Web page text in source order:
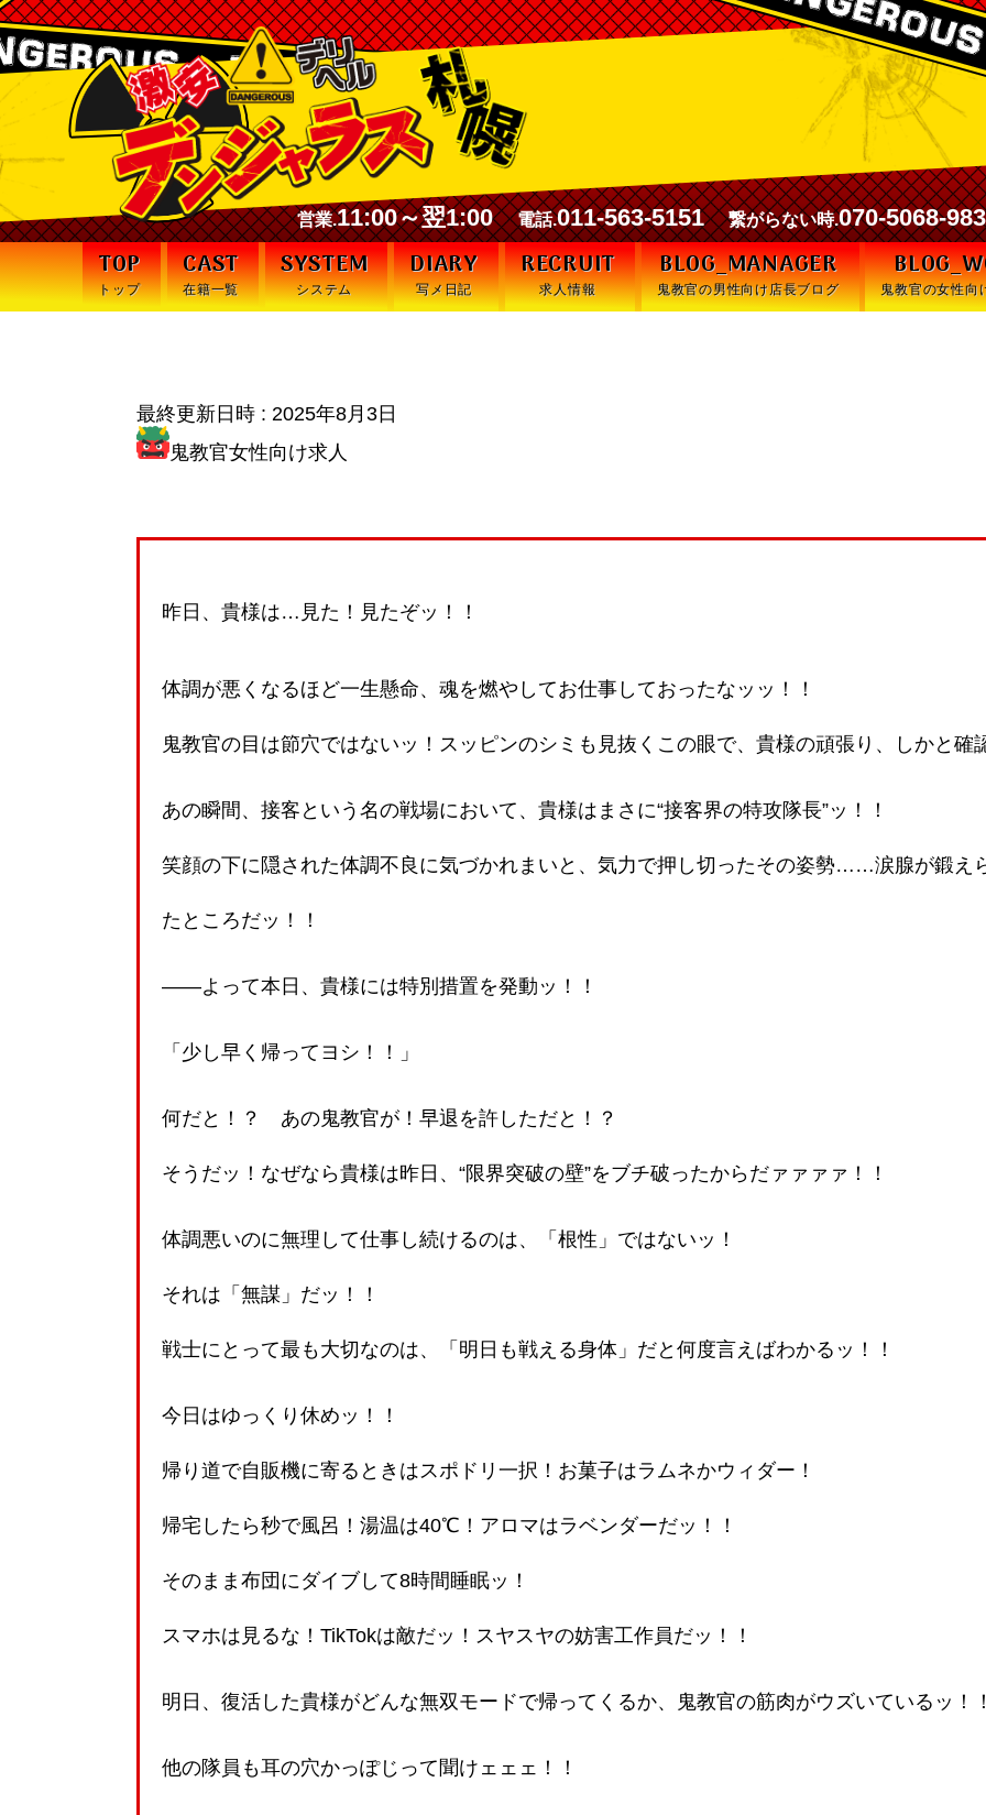
営業.11:00～翌1:00電話.011-563-5151繋がらない時.070-5068-
TOP
トップ
CAST
在籍一覧
SYSTEM
システム
DIARY
写メ日記
RECRUIT
求人情報
BLOG_MANAGER
鬼教官の男性向け店長ブログ 鬼教官の女性向
最終更新日時 : 2025年8月3日
鬼教官女性向け求人
昨日、貴様は…見た！見たぞッ！！
体調が悪くなるほど一生懸命、魂を燃やしてお仕事しておったなッッ！！
鬼教官の目は節穴ではないッ！スッピンのシミも見抜くこの眼で、貴様の頑張り、しかと確
あの瞬間、接客という名の戦場において、貴様はまさに“接客界の特攻隊長”ッ！！
笑顔の下に隠された体調不良に気づかれまいと、気力で押し切ったその姿勢……涙腺が鍛え
たところだッ！！
——よって本日、貴様には特別措置を発動ッ！！
「少し早く帰ってヨシ！！」
何だと！？ あの鬼教官が！早退を許しただと！？
そうだッ！なぜなら貴様は昨日、“限界突破の壁”をブチ破ったからだァァァァ！！
体調悪いのに無理して仕事し続けるのは、「根性」ではないッ！
それは「無謀」だッ！！
戦士にとって最も大切なのは、「明日も戦える身体」だと何度言えばわかるッ！！
今日はゆっくり休めッ！！
帰り道で自販機に寄るときはスポドリ一択！お菓子はラムネかウィダー！
帰宅したら秒で風呂！湯温は40℃！アロマはラベンダーだッ！！
そのまま布団にダイブして8時間睡眠ッ！
スマホは見るな！TikTokは敵だッ！スヤスヤの妨害工作員だッ！！
明日、復活した貴様がどんな無双モードで帰ってくるか、鬼教官の筋肉がウズいているッ！！
他の隊員も耳の穴かっぽじって聞けェェェ！！